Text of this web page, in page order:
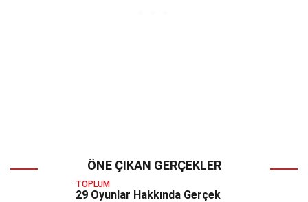
ÖNE ÇIKAN GERÇEKLER
TOPLUM
29 Oyunlar Hakkında Gerçek